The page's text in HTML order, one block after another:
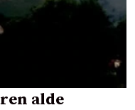
alde